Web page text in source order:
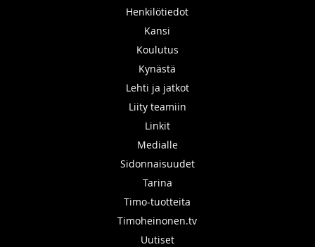
Henkilötiedot
Kansi
Koulutus
Kynästä
Lehti ja jatkot
Liity teamiin
Linkit
Medialle
Sidonnaisuudet
Tarina
Timo-tuotteita
Timoheinonen.tv
Uutiset